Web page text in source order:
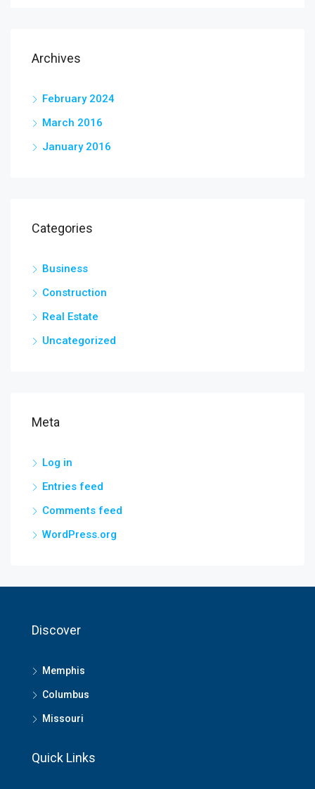
Archives
February 2024
March 2016
January 2016
Categories
Business
Construction
Real Estate
Uncategorized
Meta
Log in
Entries feed
Comments feed
WordPress.org
Discover
Memphis
Columbus
Missouri
Quick Links